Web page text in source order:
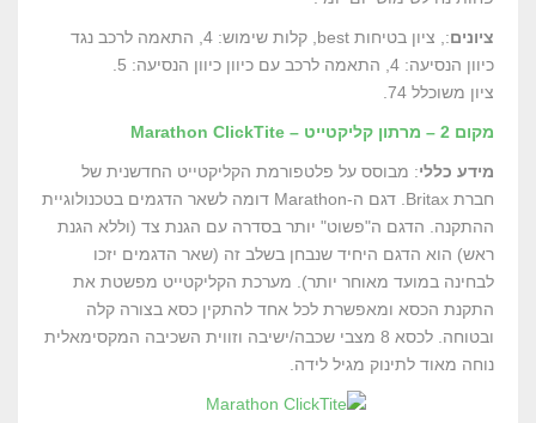
ציונים
:, ציון בטיחות best, קלות שימוש: 4, התאמה לרכב נגד
כיוון הנסיעה: 4, התאמה לרכב עם כיוון כיוון הנסיעה: 5.
ציון משוכלל 74.
מקום 2 – מרתון קליקטייט – Marathon ClickTite
מידע כללי: מבוסס על פלטפורמת הקליקטייט החדשנית של
חברת Britax. דגם ה-Marathon דומה לשאר הדגמים בטכנולוגיית
ההתקנה. הדגם ה"פשוט" יותר בסדרה עם הגנת צד (וללא הגנת
ראש) הוא הדגם היחיד שנבחן בשלב זה (שאר הדגמים יזכו
לבחינה במועד מאוחר יותר). מערכת הקליקטייט מפשטת את
התקנת הכסא ומאפשרת לכל אחד להתקין כסא בצורה קלה
ובטוחה. לכסא 8 מצבי שכבה/ישיבה וזווית השכיבה המקסימאלית
נוחה מאוד לתינוק מגיל לידה.